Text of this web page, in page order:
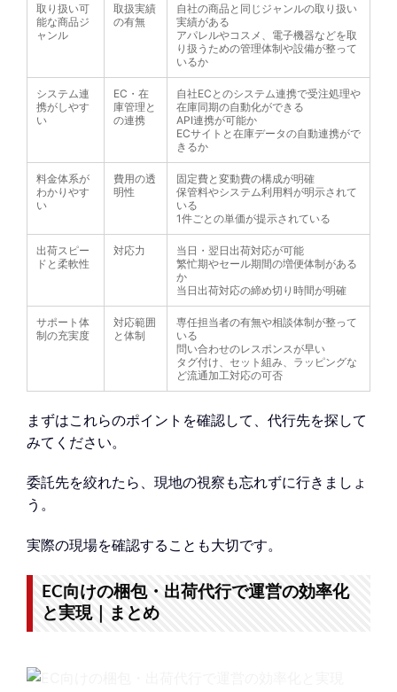
取り扱い可
能な商品ジ
ャンル
取扱実績
の有無
自社の商品と同じジャンルの取り扱い
実績がある
アパレルやコスメ、電子機器などを取
り扱うための管理体制や設備が整って
いるか
システム連
携がしやす
い
EC・在
庫管理と
の連携
自社ECとのシステム連携で受注処理や
在庫同期の自動化ができる
API連携が可能か
ECサイトと在庫データの自動連携がで
きるか
料金体系が
わかりやす
い
費用の透
明性
固定費と変動費の構成が明確
保管料やシステム利用料が明示されて
いる
1件ごとの単価が提示されている
出荷スピー
ドと柔軟性
対応力
当日・翌日出荷対応が可能
繁忙期やセール期間の増便体制がある
か
当日出荷対応の締め切り時間が明確
サポート体
制の充実度
対応範囲
と体制
専任担当者の有無や相談体制が整って
いる
問い合わせのレスポンスが早い
タグ付け、セット組み、ラッピングな
ど流通加工対応の可否
まずはこれらのポイントを確認して、代行先を探して
みてください。
委託先を絞れたら、現地の視察も忘れずに行きましょ
う。
実際の現場を確認することも大切です。
EC向けの梱包・出荷代行で運営の効率化
と実現｜まとめ